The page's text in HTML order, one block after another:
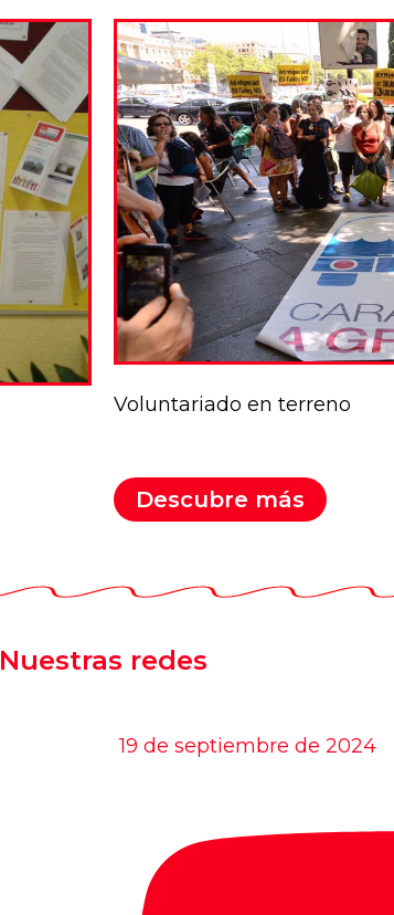
Voluntariado en terreno
Descubre más
Nuestras redes
19 de septiembre de 2024